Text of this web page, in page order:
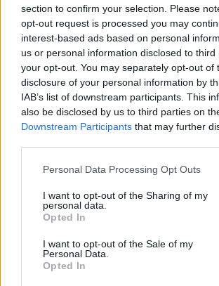
section to confirm your selection. Please
opt-out request is processed you may
interest-based ads based on personal
us or personal information disclosed to
your opt-out. You may separately opt-out of
disclosure of your personal information by
IAB’s list of downstream participants. This
also be disclosed by us to third parties on
Downstream Participants that may further
Please note that this website/app uses one
not limited to your visit or usage behaviour.
grant or deny consent to Google and its
use your data for below specified purposes
consent section.
Personal Data Processing Opt Outs
I want to opt-out of the Sharing of my
personal data.
Opted In
I want to opt-out of the Sale of my
Personal Data.
Opted In
Αν τα χάσατε
- Μεγάλη κινητοποίηση της
Πυροσβεστικής σε δασική
έκταση με πεύκα, πριν την